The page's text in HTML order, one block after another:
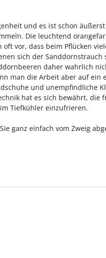
und es ist schon
Die leuchtend
vor, dass beim Pflücken
sich der Sanddornstrauch
daher wahrlich
man die Arbeit aber auf ein
und unempfindliche
hat es sich bewährt, die
Tiefkühler einzufrieren.
ganz einfach vom Zweig